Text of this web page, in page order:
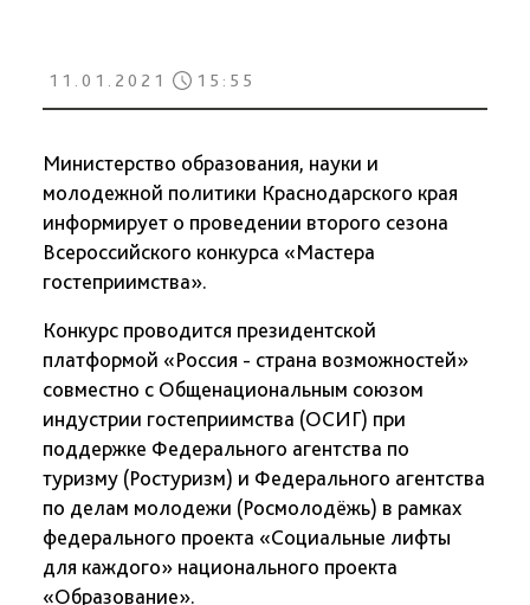
11.01.2021 15:55
Министерство образования, науки и
молодежной политики Краснодарского края
информирует о проведении второго сезона
Всероссийского конкурса «Мастера
гостеприимства».
Конкурс проводится президентской
платформой «Россия - страна возможностей»
совместно с Общенациональным союзом
индустрии гостеприимства (ОСИГ) при
поддержке Федерального агентства по
туризму (Ростуризм) и Федерального агентства
по делам молодежи (Росмолодёжь) в рамках
федерального проекта «Социальные лифты
для каждого» национального проекта
«Образование».